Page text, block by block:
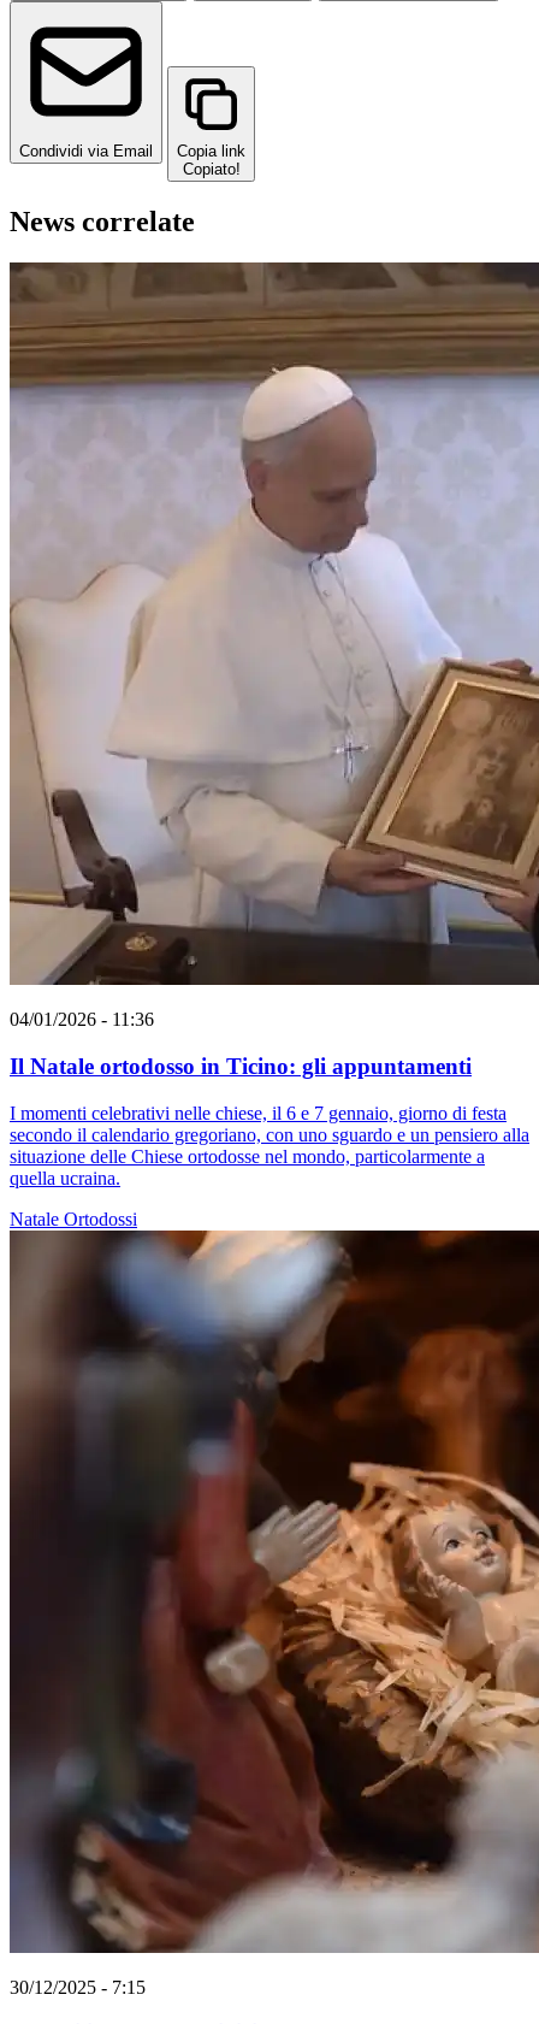
Condividi via Email
Copia link
Copiato!
News correlate
04/01/2026 - 11:36
Il Natale ortodosso in Ticino: gli appuntamenti
I momenti celebrativi nelle chiese, il 6 e 7 gennaio, giorno di festa
secondo il calendario gregoriano, con uno sguardo e un pensiero alla
situazione delle Chiese ortodosse nel mondo, particolarmente a
quella ucraina.
Natale Ortodossi
30/12/2025 - 7:15